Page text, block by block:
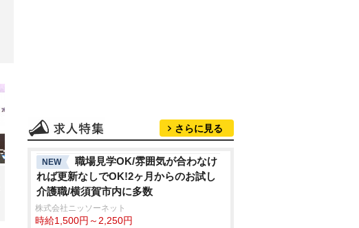
さらに見る
NEW
職場見学OK/雰囲気が合わなけ
れば更新なしでOK!2ヶ月からのお試し
介護職/横須賀市内に多数
株式会社ニッソーネット
時給1,500円～2,250円